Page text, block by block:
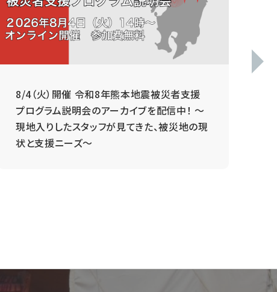
8/4（火）開催 令和8年熊本地震被災者支援
プログラム説明会のアーカイブを配信中！ ～
現地入りしたスタッフが見てきた、被災地の現
状と支援ニーズ～